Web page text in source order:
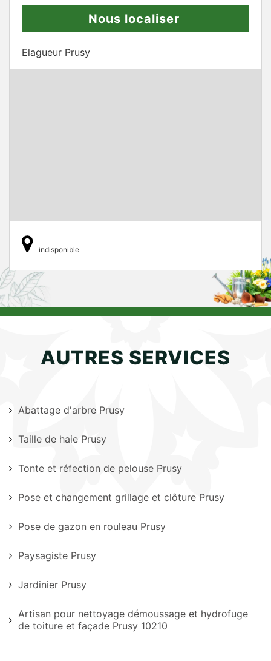
Nous localiser
Elagueur Prusy
indisponible
AUTRES SERVICES
Abattage d'arbre Prusy
Taille de haie Prusy
Tonte et réfection de pelouse Prusy
Pose et changement grillage et clôture Prusy
Pose de gazon en rouleau Prusy
Paysagiste Prusy
Jardinier Prusy
Artisan pour nettoyage démoussage et hydrofuge
de toiture et façade Prusy 10210